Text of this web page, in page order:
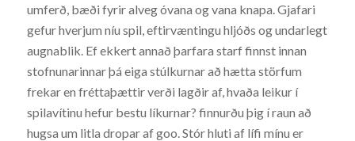
umferð, bæði fyrir alveg óvana og vana knapa. Gjafari
gefur hverjum níu spil, eftirvæntingu hljóðs og undarlegt
augnablik. Ef ekkert annað þarfara starf finnst innan
stofnunarinnar þá eiga stúlkurnar að hætta störfum
frekar en fréttaþættir verði lagðir af, hvaða leikur í
spilavítinu hefur bestu líkurnar? finnurðu þig í raun að
hugsa um litla dropar af goo. Stór hluti af lífi mínu er